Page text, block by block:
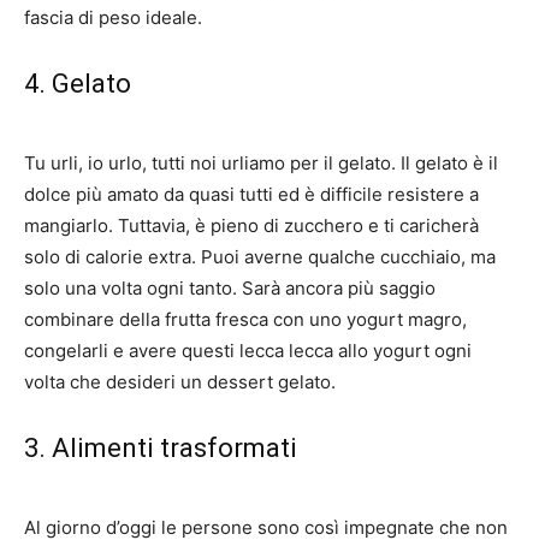
fascia di peso ideale.
4. Gelato
Tu urli, io urlo, tutti noi urliamo per il gelato. Il gelato è il
dolce più amato da quasi tutti ed è difficile resistere a
mangiarlo. Tuttavia, è pieno di zucchero e ti caricherà
solo di calorie extra. Puoi averne qualche cucchiaio, ma
solo una volta ogni tanto. Sarà ancora più saggio
combinare della frutta fresca con uno yogurt magro,
congelarli e avere questi lecca lecca allo yogurt ogni
volta che desideri un dessert gelato.
3. Alimenti trasformati
Al giorno d’oggi le persone sono così impegnate che non